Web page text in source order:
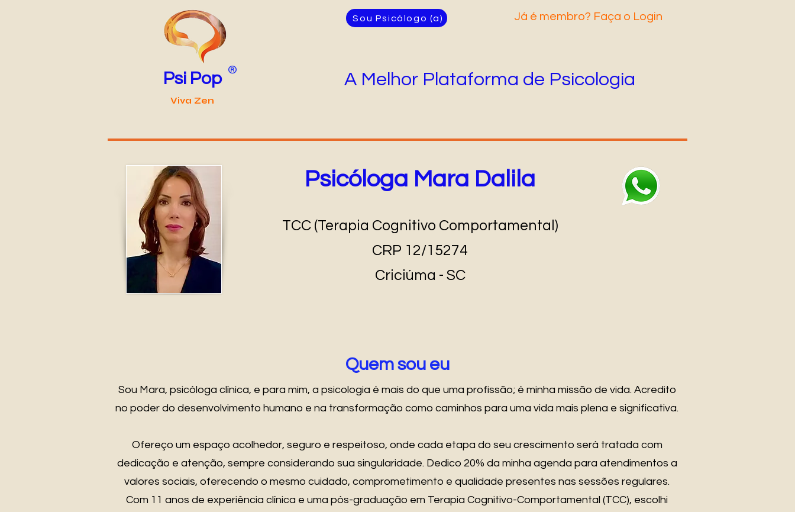
Psi Pop ®
Viva Zen
Sou Psicólogo (a) Já é membro? Faça o Login
A Melhor Plataforma de Psicologia
Psicóloga Mara Dalila
CRP 12/15274
Criciúma - SC
TCC (Terapia Cognitivo Comportamental)
Quem sou eu
Sou Mara, psicóloga clínica, e para mim, a psicologia é mais do que uma profissão; é minha missão de vida. Acredito
no poder do desenvolvimento humano e na transformação como caminhos para uma vida mais plena e significativa.
Ofereço um espaço acolhedor, seguro e respeitoso, onde cada etapa do seu crescimento será tratada com
dedicação e atenção, sempre considerando sua singularidade. Dedico 20% da minha agenda para atendimentos a
valores sociais, oferecendo o mesmo cuidado, comprometimento e qualidade presentes nas sessões regulares.
Com 11 anos de experiência clínica e uma pós-graduação em Terapia Cognitivo-Comportamental (TCC), escolhi